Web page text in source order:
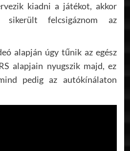
kiadni a játékot, akkor
sikerült felcsigáznom az
alapján úgy tűnik az egész
alapjain nyugszik majd, ez
pedig az autókínálaton